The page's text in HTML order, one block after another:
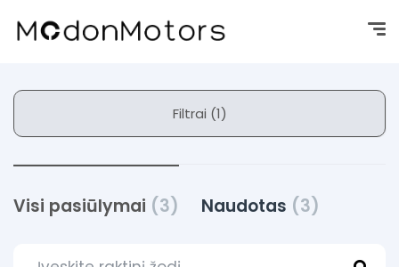
Filtrai (1)
Visi pasiūlymai (3) Naudotas (3)